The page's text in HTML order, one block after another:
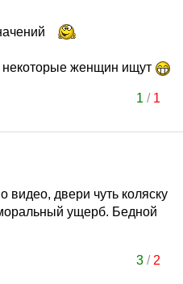
женщин ищут
1 / 1
видео, двери чуть коляску
ущерб. Бедной
3/ 2